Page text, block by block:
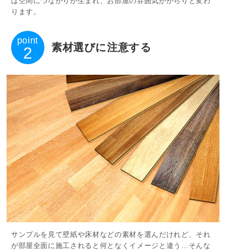
ります。
point
2 素材選びに注意する
サンプルを見て壁紙や床材などの素材を選んだけれど、それ
が部屋全面に施工されると何となくイメージと違う…そんな